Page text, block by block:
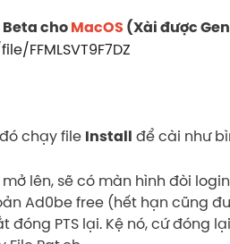
Beta choMacOS(Xài được
FFMLSVT9F7DZ
chạy file Install để cài như
mở lên, sẽ có màn hình đòi
Ad0be free (hết hạn cũng
đóng PTS lại. Kệ nó, cứ đóng lại